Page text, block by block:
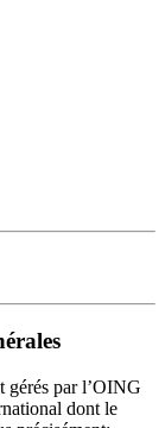
gérés par l’OING
dont le